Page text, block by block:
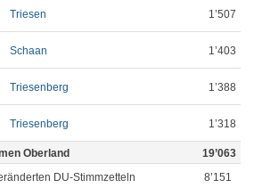
Triesen 1’507
Schaan 1’403
Triesenberg 1’388
Triesenberg 1’318
Oberland
19’063
DU-Stimmzetteln
8’151